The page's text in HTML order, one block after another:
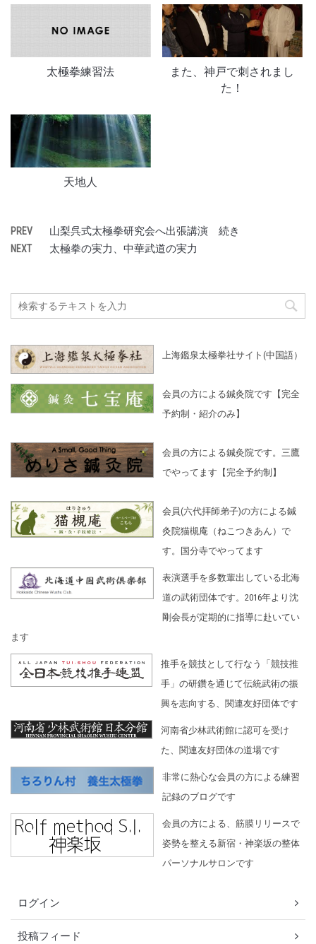
太極拳練習法
また、神戸で刺されまし
た！
天地人
PREV 山梨呉式太極拳研究会へ出張講演 続き
NEXT 太極拳の実力、中華武道の実力
上海鑑泉太極拳社サイト(中国語）
会員の方による鍼灸院です【完全
予約制・紹介のみ】
会員の方による鍼灸院です。三鷹
でやってます【完全予約制】
会員(六代拝師弟子)の方による鍼
灸院猫槻庵（ねこつきあん）で
す。国分寺でやってます
表演選手を多数輩出している北海
道の武術団体です。2016年より沈
剛会長が定期的に指導に赴いてい
ます
推手を競技として行なう「競技推
手」の研鑽を通じて伝統武術の振
興を志向する、関連友好団体です
河南省少林武術館に認可を受け
た、関連友好団体の道場です
非常に熱心な会員の方による練習
記録のブログです
会員の方による、筋膜リリースで
姿勢を整える新宿・神楽坂の整体
パーソナルサロンです
ログイン
投稿フィード